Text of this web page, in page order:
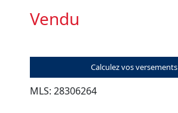
Vendu
Calculez vos versements
MLS: 28306264